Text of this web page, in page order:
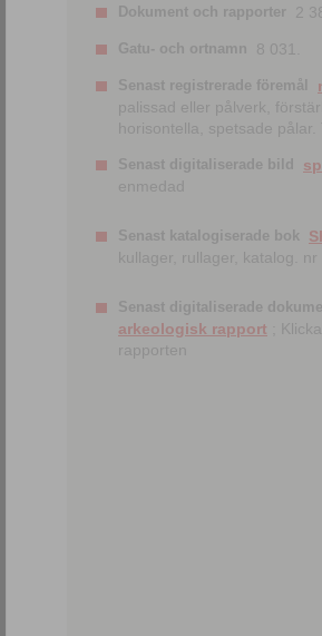
Dokument och rapporter 2
Gatu- och ortnamn 8 031.
Senast registrerade föremål
palissad eller pålverk,
horisontella, spetsade pålar.
Senast digitaliserade bild
enmedad
Senast katalogiserade bok
kullager, rullager, katalog. nr
Senast digitaliserade
arkeologisk rapport ;
rapporten